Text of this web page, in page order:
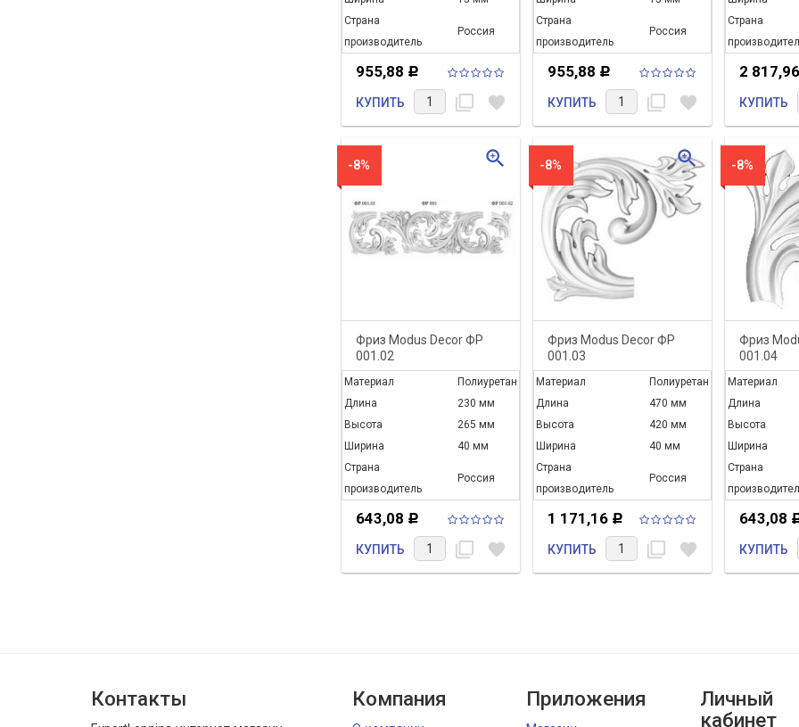
Страна
производитель
Россия
955,88 Р
КУПИТЬ filter_none favorite
Страна
производитель
Россия
955,88 Р
КУПИТЬ filter_none favorite
Страна
2 817,96
КУПИТЬ
-8%
Фриз Modus Decor ФР
001.02
Материал
Полиуретан
Длина
230 мм
Высота
265 мм
Ширина
40 мм
Страна
производитель
Россия
643,08 Р
КУПИТЬ filter_none favorite
zoom_in -8%
Фриз Modus Decor ФР
001.03
Материал
Полиуретан
Длина
470 мм
Высота
420 мм
Ширина
40 мм
Страна
производитель
Россия
1 171,16 Р
КУПИТЬ filter_none favorite
zoom_in -8%
Фриз
001.04
Материал
Длина
Высота
Ширина
Страна
643,08
КУПИТЬ
Контакты Компания Приложения
Личный
кабинет